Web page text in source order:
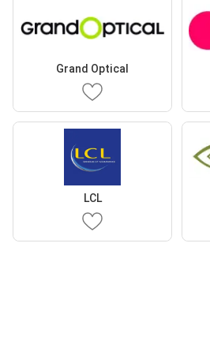
Grand Optical
LCL